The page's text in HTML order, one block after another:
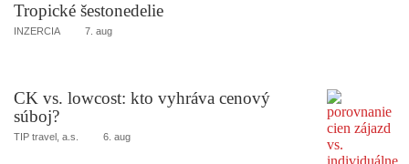
Tropické šestonedelie
INZERCIA 7. aug
CK vs. lowcost: kto vyhráva cenový
súboj?
TIP travel, a.s. 6. aug